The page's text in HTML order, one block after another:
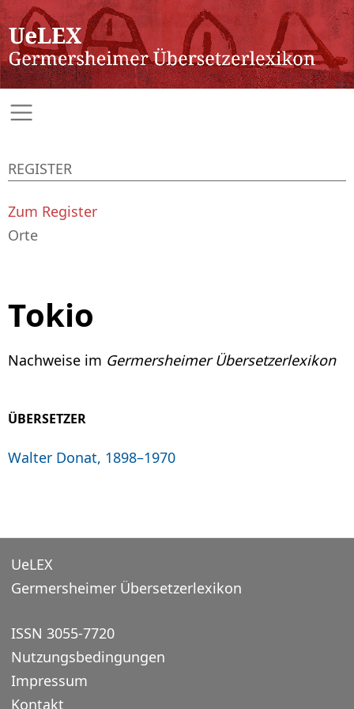
Tokio
Nachweise im Germersheimer Übersetzerlexikon
ÜBERSETZER
Walter Donat, 1898–1970
REGISTER
Zum Register
Orte
UeLEX
Germersheimer Übersetzerlexikon
ISSN 3055-7720
Nutzungsbedingungen
Impressum
Kontakt